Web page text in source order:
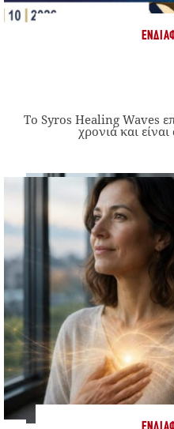
Το Syros Healing Waves
χρονιά και